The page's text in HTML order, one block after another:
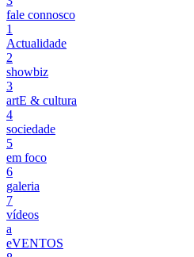
fale connosco
1
Actualidade
2
showbiz
3
artE & cultura
4
sociedade
5
em foco
6
galeria
7
vídeos
a
eVENTOS